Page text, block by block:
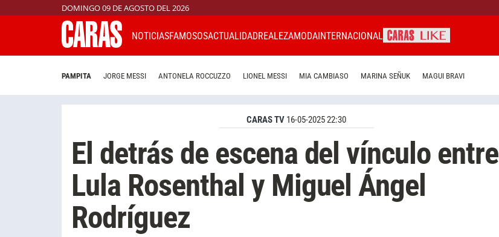
DOMINGO 09 DE AGOSTO DEL 2026
NOTICIASFAMOSOSACTUALIDADREALEZAMODAINTERNACIONAL
PAMPITA JORGE MESSI ANTONELA ROCCUZZO LIONEL MESSI MIA CAMBIASO MARINA SEÑUK MAGUI BRAVI
CARAS TV 16-05-2025 22:30
El detrás de escena del vínculo entre
Lula Rosenthal y Miguel Ángel
Rodríguez